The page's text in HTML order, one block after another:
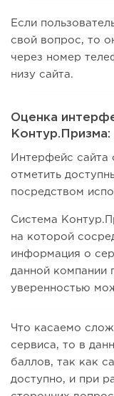
Если
свой вопрос, то
через номер
низу сайта.
Оценка
Контур.Призма:
Интерфейс сайта
отметить
посредством
Система
на которой
информация о
данной компании
уверенностью
Что касаемо
сервиса, то в
баллов, так как
доступно, и при